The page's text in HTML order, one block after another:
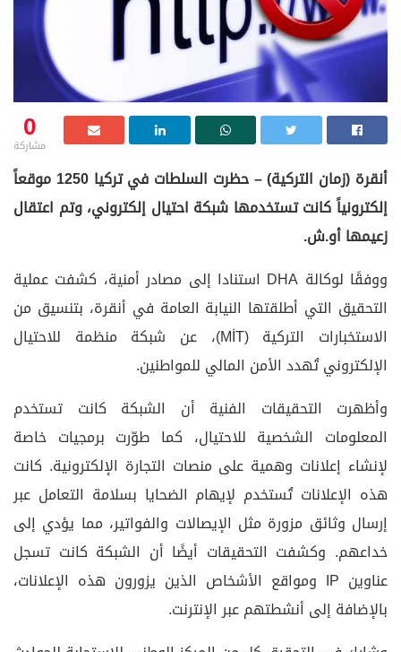
0
مشاركة
أنقرة (زمان التركية) – حظرت السلطات في تركيا 1250 موقعاً
إلكترونياً كانت تستخدمها شبكة احتيال إلكتروني، وتم اعتقال
زعيمها أو.ش.
ووفقًا لوكالة DHA استنادا إلى مصادر أمنية، كشفت عملية
التحقيق التي أطلقتها النيابة العامة في أنقرة، بتنسيق من
الاستخبارات التركية (MİT)، عن شبكة منظمة للاحتيال
الإلكتروني تُهدد الأمن المالي للمواطنين.
وأظهرت التحقيقات الفنية أن الشبكة كانت تستخدم
المعلومات الشخصية للاحتيال، كما طوّرت برمجيات خاصة
لإنشاء إعلانات وهمية على منصات التجارة الإلكترونية. كانت
هذه الإعلانات تُستخدم لإيهام الضحايا بسلامة التعامل عبر
إرسال وثائق مزورة مثل الإيصالات والفواتير، مما يؤدي إلى
خداعهم. وكشفت التحقيقات أيضًا أن الشبكة كانت تسجل
عناوين IP ومواقع الأشخاص الذين يزورون هذه الإعلانات،
بالإضافة إلى أنشطتهم عبر الإنترنت.